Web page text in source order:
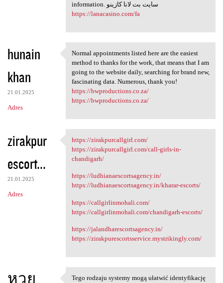
information. سایت بت لانا کازینو
https://lanacasino.com/fa
hunain
khan
21.01.2025
Adres
Normal appointments listed
Normal appointments listed here are the easiest
method to thanks for the work, that means that I am
going to the website daily, searching for brand new,
fascinating data. Numerous, thank you!
https://bwproductions.co.za/
https://bwproductions.co.za/
zirakpur
escort...
21.01.2025
Adres
https://zirakpurcallgirl.com/
https://zirakpurcallgirl.com/
https://zirakpurcallgirl.com/call-girls-in-
chandigarh/
https://ludhianaescortsagency.in/
https://ludhianaescortsagency.in/kharar-escorts/
https://callgirlinmohali.com/
https://callgirlinmohali.com/chandigarh-escorts/
https://jalandharescortsagency.in/
https://zirakpurescortsservice.mystrikingly.com/
หวย Tego rodzaju systemy mogą ułatwić identyfikację